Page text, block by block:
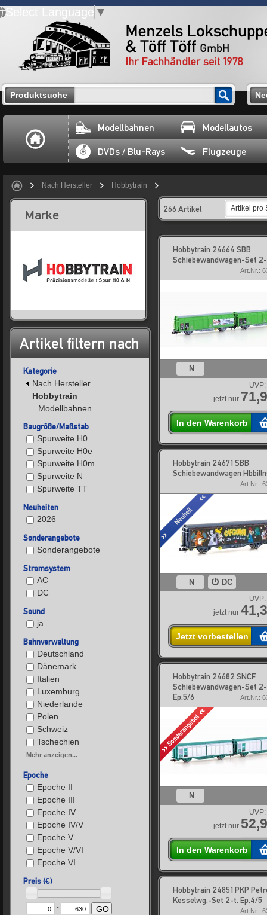
Select Language ▼
Produktsuche
Modellbahnen Modellautos
DVDs / Blu-Rays Flugzeuge
Nach Hersteller Hobbytrain
Marke
Artikel filtern nach
Kategorie
Nach Hersteller
Hobbytrain
Modellbahnen
Baugröße/Maßstab
Spurweite H0
Spurweite H0e
Spurweite H0m
Spurweite N
Spurweite TT
Neuheiten
2026
Sonderangebote
Sonderangebote
Stromsystem
AC
DC
Sound
ja
Bahnverwaltung
Deutschland
Dänemark
Italien
Luxemburg
Niederlande
Polen
Schweiz
Tschechien
Mehr anzeigen...
Epoche
Epoche II
Epoche III
Epoche IV
Epoche IV/V
Epoche V
Epoche V/VI
Epoche VI
Preis (€)
- GO
266 Artikel Artikel pro
Hobbytrain 24664 SBB
Schiebewandwagen-Set
Art.Nr.:
N
UVP:
jetzt nur
In den Warenkorb
Hobbytrain 24671 SBB
Schiebewandwagen
Art.Nr.:
N DC
UVP:
jetzt nur
Jetzt vorbestellen
Hobbytrain 24682 SNCF
Schiebewandwagen-Set
Ep.5/6
Art.Nr.:
N
UVP:
jetzt nur
In den Warenkorb
Hobbytrain 24851 PKP
Kesselwg.-Set 2-t. Ep.4/5
Art.Nr.: